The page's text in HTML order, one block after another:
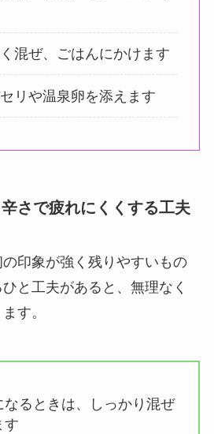
混ぜ、ごはんにかけます
リや温泉卵を添えます
さで疲れにくくする工夫
印象が強く残りやすいもの
と工夫があると、無理なく
す。
なるときは、しっかり混ぜ
す